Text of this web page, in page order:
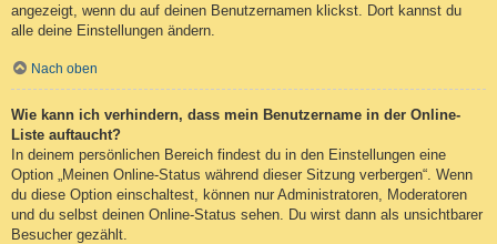
angezeigt, wenn du auf deinen Benutzernamen klickst. Dort kannst du
alle deine Einstellungen ändern.
Nach oben
Wie kann ich verhindern, dass mein Benutzername in der Online-
Liste auftaucht?
In deinem persönlichen Bereich findest du in den Einstellungen eine
Option „Meinen Online-Status während dieser Sitzung verbergen“. Wenn
du diese Option einschaltest, können nur Administratoren, Moderatoren
und du selbst deinen Online-Status sehen. Du wirst dann als unsichtbarer
Besucher gezählt.